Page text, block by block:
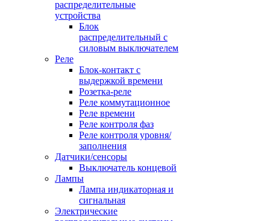
распределительные
устройства
Блок
распределительный с
силовым выключателем
Реле
Блок-контакт с
выдержкой времени
Розетка-реле
Реле коммутационное
Реле времени
Реле контроля фаз
Реле контроля уровня/
заполнения
Датчики/сенсоры
Выключатель концевой
Лампы
Лампа индикаторная и
сигнальная
Электрические